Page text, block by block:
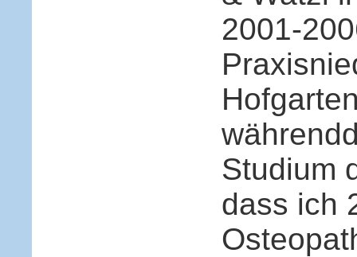
2001-
Studium
dass ich